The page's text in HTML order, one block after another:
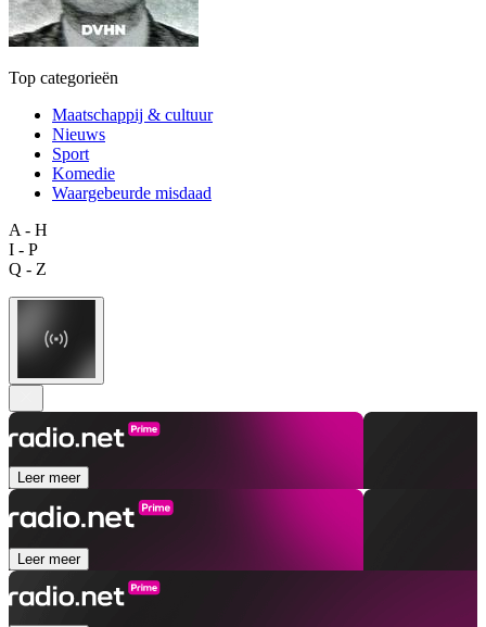
Top categorieën
Maatschappij & cultuur
Nieuws
Sport
Komedie
Waargebeurde misdaad
A - H
I - P
Q - Z
Leer meer
Leer meer